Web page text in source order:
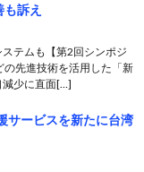
訴え
テムも【第2回シンポジ
の先進技術を活用した「新
減少に直面[…]
サービスを新たに台湾